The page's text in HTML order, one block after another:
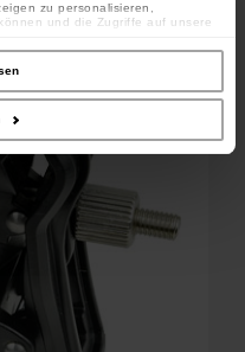
zu personalisieren,
und die Zugriffe auf unsere
Medien, Werbung und Analysen
möglicherweise mit weiteren
haben oder die sie im Rahmen